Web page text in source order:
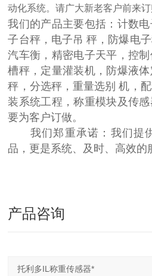
动化系统。请广大新老客户前来订
我们的产品主要包括：计数
子台秤，电子吊 秤，防爆电
汽车衡，精密电子天平，控
槽秤，定量灌装机，防爆液
秤，分选秤，重量选别 机，
装系统工程，称重模块及传
要为客户订做。
我们郑重承诺：我们提
品，更是系统、及时、高效的
产品咨询